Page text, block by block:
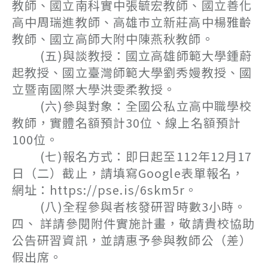
教師、國立南科實中張毓宏教師、國立善化
高中周瑞進教師、高雄市立新莊高中楊雅齡
教師、國立高師大附中陳燕秋教師。
(五)與談教授：國立高雄師範大學鍾蔚
起教授、國立臺灣師範大學劉秀嫚教授、國
立暨南國際大學洪雯柔教授。
(六)參與對象：全國公私立高中職學校
教師，實體名額預計30位、線上名額預計
100位。
(七)報名方式：即日起至112年12月17
日（二）截止，請填寫Google表單報名，
網址：https://pse.is/6skm5r。
(八)全程參與者核發研習時數3小時。
四、 詳請參閱附件實施計畫，敬請貴校協助
公告研習資訊，並請惠予參與教師公（差）
假出席。